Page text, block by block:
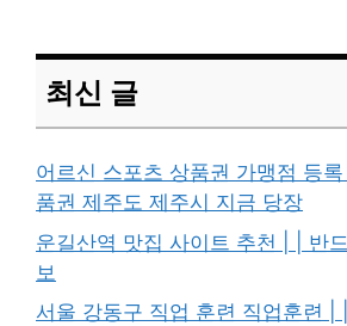
최신 글
어르신 스포츠 상품권 가맹점 등
품권 제주도 제주시 지금 당장
운길산역 맛집 사이트 추천 | | 반
보
서울 강동구 직업 훈련 직업훈련 | |